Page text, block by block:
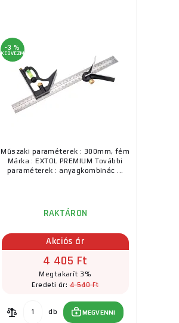
-3 %
KEDVEZMÉNY
Műszaki paraméterek : 300mm, fém
Márka : EXTOL PREMIUM További
paraméterek : anyagkombinác ...
RAKTÁRON
Akciós ár
4 405 Ft
Megtakarít 3%
Eredeti ár:4 540 Ft
db MEGVENNI